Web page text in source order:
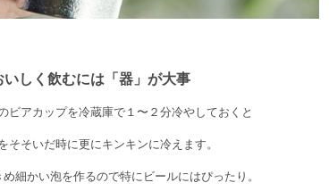
いしく飲むには「器」が大事
ビアカップを冷蔵庫で１〜２分冷やしておくと
そそいだ時に更にキンキンに冷えます。
細かい泡を作るので特にビールにはぴったり。